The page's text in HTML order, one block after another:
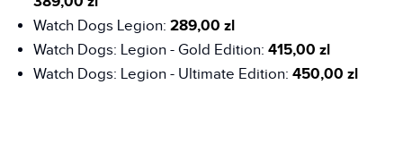
Watch Dogs Legion: 289,00 zl
Watch Dogs: Legion - Gold Edition: 415,00 zl
Watch Dogs: Legion - Ultimate Edition: 450,00 zl